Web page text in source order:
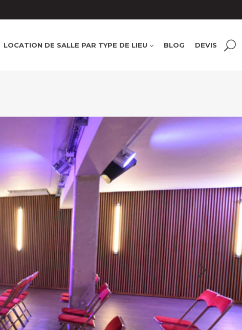
LOCATION DE SALLE PAR TYPE DE LIEU BLOG DEVIS